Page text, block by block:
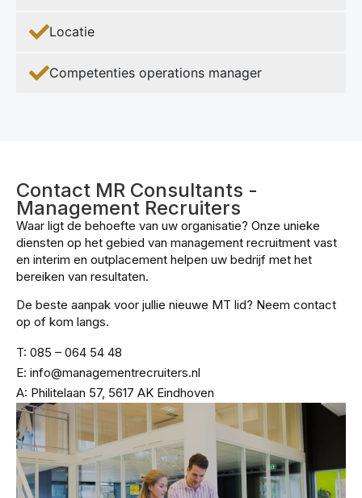
Locatie
Competenties operations manager
Contact MR Consultants -
Management Recruiters
Waar ligt de behoefte van uw organisatie? Onze unieke
diensten op het gebied van management recruitment vast
en interim en outplacement helpen uw bedrijf met het
bereiken van resultaten.
De beste aanpak voor jullie nieuwe MT lid? Neem contact
op of kom langs.
T: 085 – 064 54 48
E: info@managementrecruiters.nl
A: Philitelaan 57, 5617 AK Eindhoven